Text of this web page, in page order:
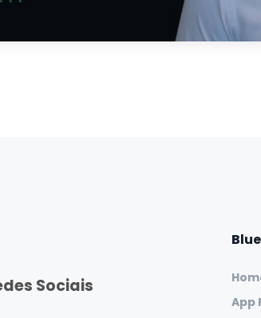
Sociais
App